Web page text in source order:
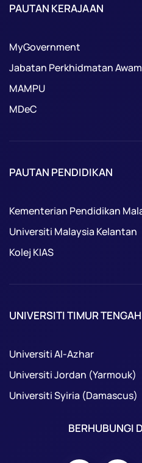
PAUTAN KERAJAAN
MyGovernment
Jabatan Perkhidmatan Awam
MAMPU
MDeC
PAUTAN PENDIDIKAN
Kementerian Pendidikan
Universiti Malaysia Kelantan
Kolej KIAS
UNIVERSITI TIMUR TENGAH
Universiti Al-Azhar
Universiti Jordan (Yarmouk)
Universiti Syiria (Damascus)
BERHUBUNGI